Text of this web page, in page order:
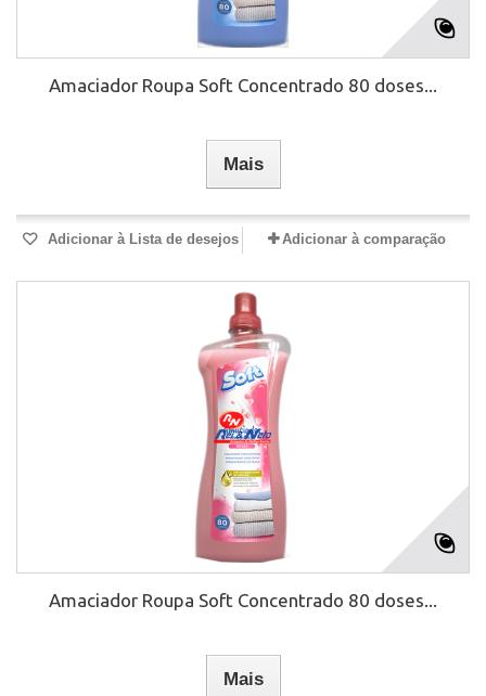
Amaciador Roupa Soft Concentrado 80 doses...
Mais
Adicionar à Lista de desejos Adicionar à comparação
Amaciador Roupa Soft Concentrado 80 doses...
Mais